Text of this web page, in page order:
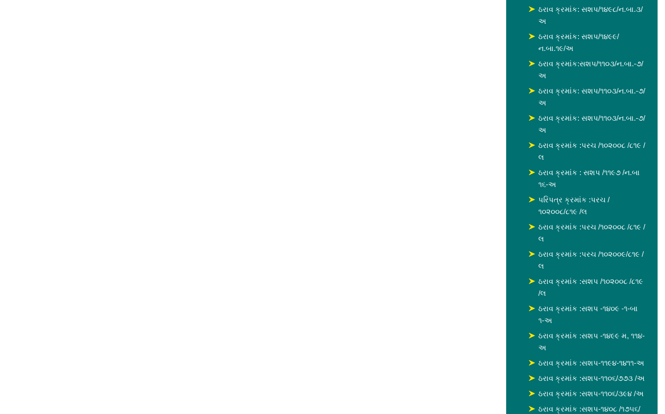
ઠરાવ ક્રમાંક: સશપ/૧૪૯૮/ન.બા.૩/
અ
ઠરાવ ક્રમાંક: સશપ/૧૪૯૯/
ન.બા.૧૯/અ
ઠરાવ ક્રમાંક:સશપ/૧૧૦૩/ન.બા.-૭/
અ
ઠરાવ ક્રમાંક: સશપ/૧૧૦૩/ન.બા.-૭/
અ
ઠરાવ ક્રમાંક: સશપ/૧૧૦૩/ન.બા.-૭/
અ
ઠરાવ ક્રમાંક :પરચ /૧૦૨૦૦૮ /૮૧૯ /
લ
ઠરાવ ક્રમાંક : સશપ /૧૧૯૭ /ન.બા
૧૬-અ
પરિપત્ર ક્રમાંક :પરચ /
૧૦૨૦૦૮/૮૧૯ /લ
ઠરાવ ક્રમાંક :પરચ /૧૦૨૦૦૮ /૮૧૯ /
લ
ઠરાવ ક્રમાંક :પરચ /૧૦૨૦૦૯/૮૧૯ /
લ
ઠરાવ ક્રમાંક :સશપ /૧૦૨૦૦૮ /૮૧૯
/લ
ઠરાવ ક્રમાંક :સશપ -૧૪૦૯ -૧-બા
૧-અ
ઠરાવ ક્રમાંક :સશપ -૧૪૯૯ મ, ૧૧૪-
અ
ઠરાવ ક્રમાંક :સશપ-૧૧૯૪-૧૪૧૧-અ
ઠરાવ ક્રમાંક :સશપ-૧૧૦૬/૭૭૩ /અ
ઠરાવ ક્રમાંક :સશપ-૧૧૦૬/૩૯૪ /અ
ઠરાવ ક્રમાંક :સશપ-૧૪૦૮ /૧૭૫૬/